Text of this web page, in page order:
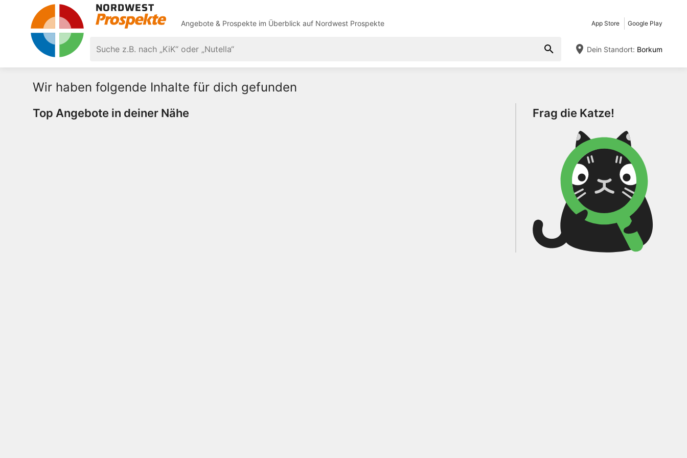
Angebote & Prospekte im Überblick auf Nordwest Prospekte App Store Google Play
Dein Standort: Borkum
Wir haben folgende Inhalte für dich gefunden
Top Angebote in deiner Nähe Frag die Katze!